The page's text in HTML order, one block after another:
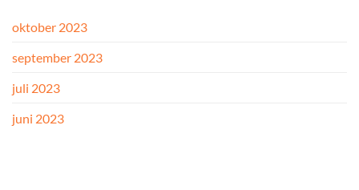
oktober 2023
september 2023
juli 2023
juni 2023